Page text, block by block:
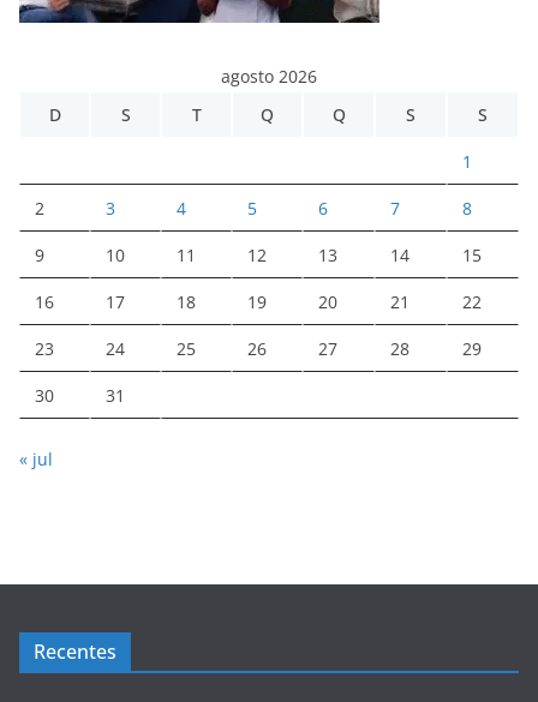
agosto 2026
D
S T Q Q S S
1
2 3 4 5 6 7 8
9 10 11 12 13 14 15
16 17 18 19 20 21 22
23 24 25 26 27 28 29
30 31
« jul
Recentes